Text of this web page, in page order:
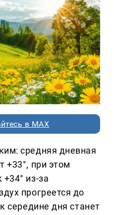
в MAX
средняя дневная
+33°, при этом
из-за
прогреется до
середине дня станет